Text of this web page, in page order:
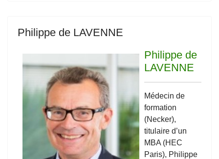
Philippe de LAVENNE
Philippe de
LAVENNE
Médecin de
formation
(Necker),
titulaire d’un
MBA (HEC
Paris), Philippe